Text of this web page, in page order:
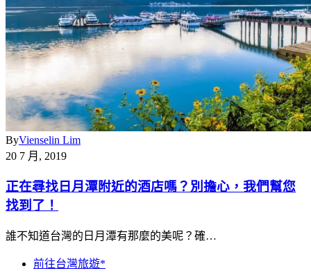
ByVienselin Lim
20 7 月, 2019
正在尋找日月潭附近的酒店嗎？別擔心，我們幫您
找到了！
誰不知道台灣的日月潭有那麼的美呢？確…
前往台灣旅遊*